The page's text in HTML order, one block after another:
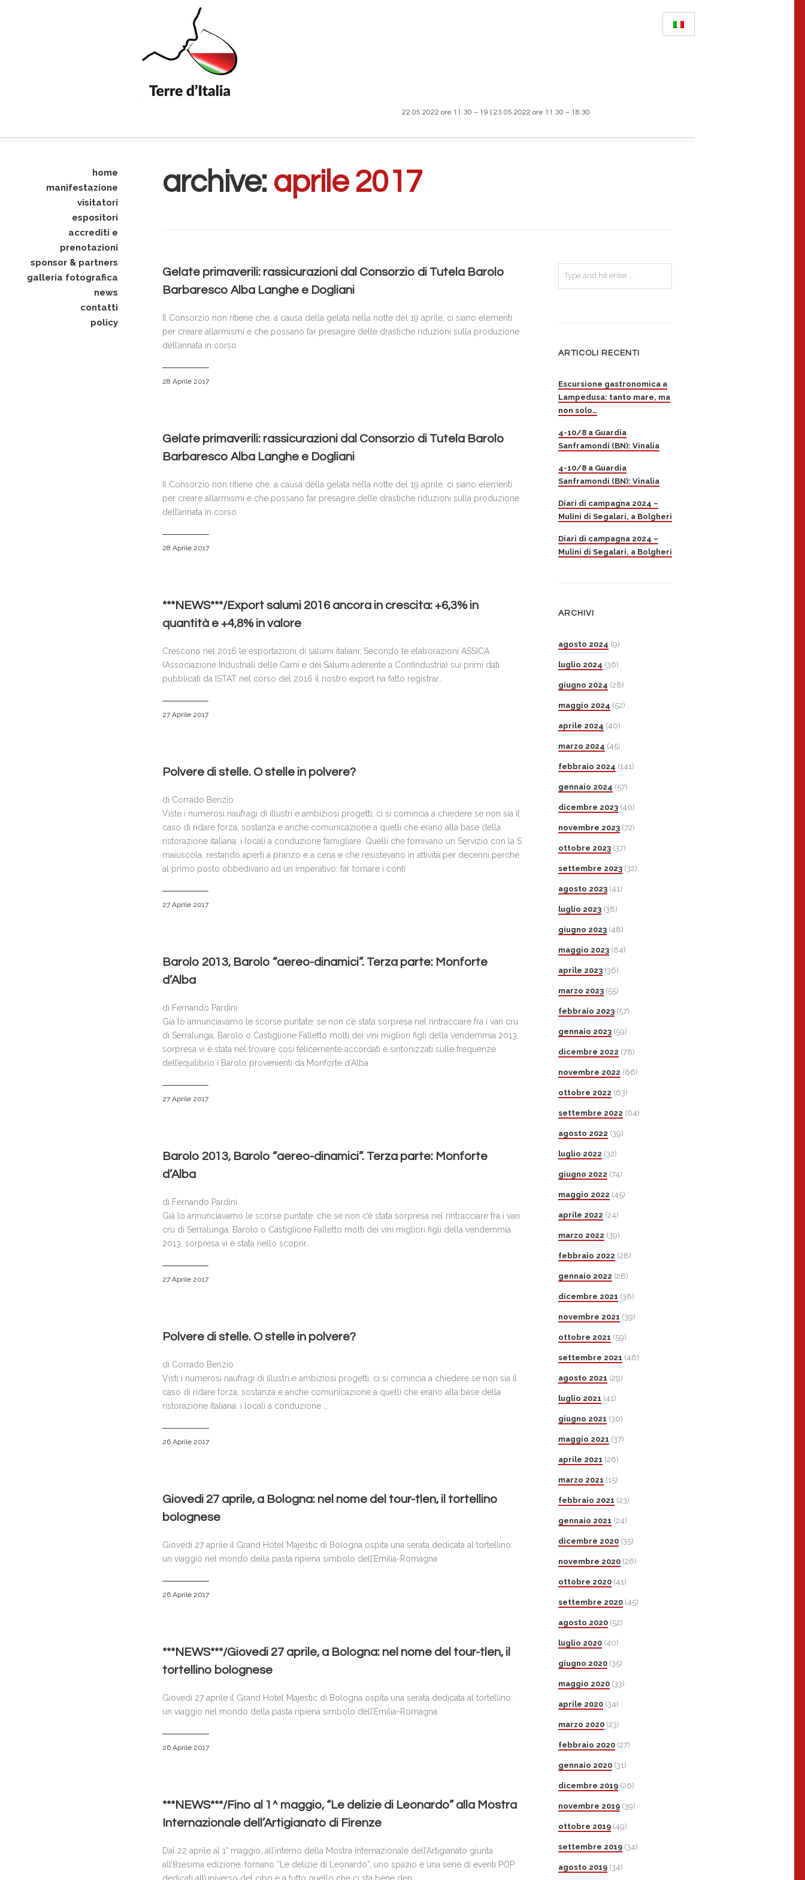
22.05.2022 ore 11.30 – 19 | 23.05.2022 ore 11.30 – 18:30
home
manifestazione
visitatori
espositori
accrediti e
prenotazioni
sponsor & partners
galleria fotografica
news
contatti
policy
archive: aprile 2017
Gelate primaverili: rassicurazioni dal Consorzio di Tutela Barolo
Barbaresco Alba Langhe e Dogliani
Il Consorzio non ritiene che, a causa della gelata nella notte del 19 aprile, ci siano elementi
per creare allarmismi e che possano far presagire delle drastiche riduzioni sulla produzione
dell’annata in corso
28 Aprile 2017
Gelate primaverili: rassicurazioni dal Consorzio di Tutela Barolo
Barbaresco Alba Langhe e Dogliani
Il Consorzio non ritiene che, a causa della gelata nella notte del 19 aprile, ci siano elementi
per creare allarmismi e che possano far presagire delle drastiche riduzioni sulla produzione
dell’annata in corso
28 Aprile 2017
***NEWS***/Export salumi 2016 ancora in crescita: +6,3% in
quantità e +4,8% in valore
Crescono nel 2016 le esportazioni di salumi italiani. Secondo le elaborazioni ASSICA
(Associazione Industriali delle Carni e dei Salumi aderente a Confindustria) sui primi dati
pubblicati da ISTAT nel corso del 2016 il nostro export ha fatto registrar…
27 Aprile 2017
Polvere di stelle. O stelle in polvere?
di Corrado Benzio
Viste i numerosi naufragi di illustri e ambiziosi progetti, ci si comincia a chiedere se non sia il
caso di ridare forza, sostanza e anche comunicazione a quelli che erano alla base della
ristorazione italiana: i locali a conduzione famigliare. Quelli che fornivano un Servizio con la S
maiuscola, restando aperti a pranzo e a cena e che resistevano in attività per decenni perché
al primo posto obbedivano ad un imperativo: far tornare i conti
27 Aprile 2017
Barolo 2013, Barolo “aereo-dinamici”. Terza parte: Monforte
d’Alba
di Fernando Pardini
Già lo annunciavamo le scorse puntate: se non c’è stata sorpresa nel rintracciare fra i vari cru
di Serralunga, Barolo o Castiglione Falletto molti dei vini migliori figli della vendemmia 2013,
sorpresa vi è stata nel trovare così felicemente accordati e sintonizzati sulle frequenze
dell’equilibrio i Barolo provenienti da Monforte d’Alba
27 Aprile 2017
Barolo 2013, Barolo “aereo-dinamici”. Terza parte: Monforte
d’Alba
di Fernando Pardini
Già lo annunciavamo le scorse puntate: che se non c’è stata sorpresa nel rintracciare fra i vari
cru di Serralunga, Barolo o Castiglione Falletto molti dei vini migliori figli della vendemmia
2013, sorpresa vi è stata nello scoprir…
27 Aprile 2017
Polvere di stelle. O stelle in polvere?
di Corrado Benzio
Visti i numerosi naufragi di illustri e ambiziosi progetti, ci si comincia a chiedere se non sia il
caso di ridare forza, sostanza e anche comunicazione a quelli che erano alla base della
ristorazione italiana: i locali a conduzione …
26 Aprile 2017
Giovedi 27 aprile, a Bologna: nel nome del tour-tlen, il tortellino
bolognese
Giovedì 27 aprile il Grand Hotel Majestic di Bologna ospita una serata dedicata al tortellino:
un viaggio nel mondo della pasta ripiena simbolo dell’Emilia-Romagna
26 Aprile 2017
***NEWS***/Giovedi 27 aprile, a Bologna: nel nome del tour-tlen, il
tortellino bolognese
Giovedì 27 aprile il Grand Hotel Majestic di Bologna ospita una serata dedicata al tortellino:
un viaggio nel mondo della pasta ripiena simbolo dell’Emilia-Romagna
26 Aprile 2017
***NEWS***/Fino al 1^ maggio, “Le delizie di Leonardo” alla Mostra
Internazionale dell’Artigianato di Firenze
Dal 22 aprile al 1° maggio, all’interno della Mostra Internazionale dell’Artigianato giunta
all’81esima edizione, tornano “Le delizie di Leonardo”, uno spazio e una serie di eventi POP
ARTICOLI RECENTI
Escursione gastronomica a
Lampedusa: tanto mare, ma
non solo…
4-10/8 a Guardia
Sanframondi (BN): Vinalia
4-10/8 a Guardia
Sanframondi (BN): Vinalia
Diari di campagna 2024 –
Mulini di Segalari, a Bolgheri
Diari di campagna 2024 –
Mulini di Segalari, a Bolgheri
ARCHIVI
agosto 2024 (9)
luglio 2024 (36)
giugno 2024 (28)
maggio 2024 (52)
aprile 2024 (40)
marzo 2024 (45)
febbraio 2024 (141)
gennaio 2024 (57)
dicembre 2023(40)
novembre 2023(72)
ottobre 2023(37)
settembre 2023(32)
agosto 2023(41)
luglio 2023(38)
giugno 2023(48)
maggio 2023(64)
aprile 2023(36)
marzo 2023(55)
febbraio 2023(57)
gennaio 2023(59)
dicembre 2022 (78)
novembre 2022 (66)
ottobre 2022 (63)
settembre 2022 (64)
agosto 2022 (39)
luglio 2022 (32)
giugno 2022 (74)
maggio 2022 (45)
aprile 2022 (24)
marzo 2022 (39)
febbraio 2022 (28)
gennaio 2022 (28)
dicembre 2021 (38)
novembre 2021 (39)
ottobre 2021 (59)
settembre 2021 (46)
agosto 2021 (29)
luglio 2021 (41)
giugno 2021 (30)
maggio 2021 (37)
aprile 2021 (26)
marzo 2021 (15)
febbraio 2021 (23)
gennaio 2021 (24)
dicembre 2020(35)
novembre 2020(26)
ottobre 2020(41)
settembre 2020(45)
agosto 2020(52)
luglio 2020(40)
giugno 2020(35)
maggio 2020(33)
aprile 2020(34)
marzo 2020(23)
febbraio 2020(27)
gennaio 2020(31)
dicembre 2019(26)
novembre 2019(39)
ottobre 2019(49)
settembre 2019(34)
agosto 2019(34)